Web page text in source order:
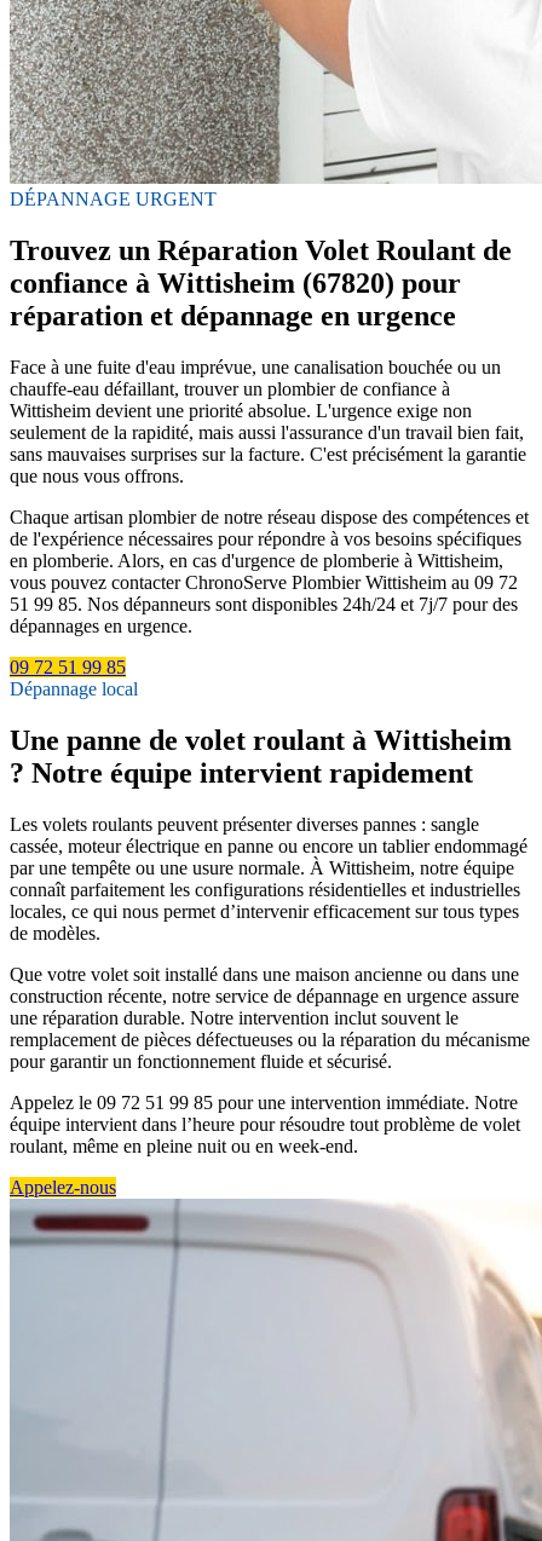
DÉPANNAGE URGENT
Trouvez un Réparation Volet Roulant de
confiance à Wittisheim (67820) pour
réparation et dépannage en urgence
Face à une fuite d'eau imprévue, une canalisation bouchée ou un
chauffe-eau défaillant, trouver un plombier de confiance à
Wittisheim devient une priorité absolue. L'urgence exige non
seulement de la rapidité, mais aussi l'assurance d'un travail bien fait,
sans mauvaises surprises sur la facture. C'est précisément la garantie
que nous vous offrons.
Chaque artisan plombier de notre réseau dispose des compétences et
de l'expérience nécessaires pour répondre à vos besoins spécifiques
en plomberie. Alors, en cas d'urgence de plomberie à Wittisheim,
vous pouvez contacter ChronoServe Plombier Wittisheim au 09 72
51 99 85. Nos dépanneurs sont disponibles 24h/24 et 7j/7 pour des
dépannages en urgence.
09 72 51 99 85
Dépannage local
Une panne de volet roulant à Wittisheim
? Notre équipe intervient rapidement
Les volets roulants peuvent présenter diverses pannes : sangle
cassée, moteur électrique en panne ou encore un tablier endommagé
par une tempête ou une usure normale. À Wittisheim, notre équipe
connaît parfaitement les configurations résidentielles et industrielles
locales, ce qui nous permet d’intervenir efficacement sur tous types
de modèles.
Que votre volet soit installé dans une maison ancienne ou dans une
construction récente, notre service de dépannage en urgence assure
une réparation durable. Notre intervention inclut souvent le
remplacement de pièces défectueuses ou la réparation du mécanisme
pour garantir un fonctionnement fluide et sécurisé.
Appelez le 09 72 51 99 85 pour une intervention immédiate. Notre
équipe intervient dans l’heure pour résoudre tout problème de volet
roulant, même en pleine nuit ou en week-end.
Appelez-nous